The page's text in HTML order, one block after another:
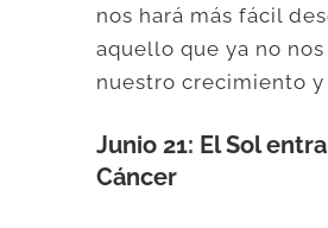
nos hará más fácil
aquello que ya no nos
nuestro crecimiento
Junio 21: El Sol
Cáncer